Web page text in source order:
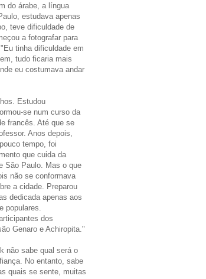
do árabe, a língua
estudava apenas
teve dificuldade de
a fotografar para
tinha dificuldade em
tudo ficaria mais
eu costumava andar
Estudou
se num curso da
francês. Até que se
Anos depois,
tempo, foi
que cuida da
São Paulo. Mas o que
não se conformava
a cidade. Preparou
dedicada apenas aos
populares.
dos
Genaro e Achiropita."
não sabe qual será o
No entanto, sabe
quais se sente, muitas